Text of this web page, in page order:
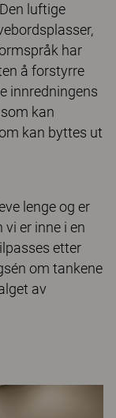
luftige
har
å forstyrre
innredningens
kan
kan byttes ut
lenge og er
er inne i en
etter
om tankene
av